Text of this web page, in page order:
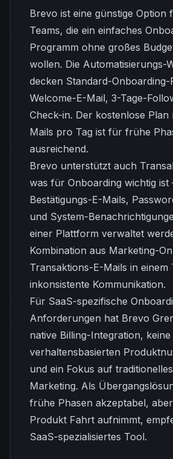
Brevo ist eine günstige Option
Teams, die ein einfaches
Programm ohne großes
wollen. Die Automatisierungs-
decken Standard-Onboarding-
Welcome-E-Mail, 3-Tage-
Check-in. Der kostenlose Plan
Mails pro Tag ist für frühe
ausreichend.
Brevo unterstützt auch
was für Onboarding wichtig
Bestätigungs-E-Mails,
und System-
einer Plattform verwaltet
Kombination aus Marketing-
Transaktions-E-Mails in einem
inkonsistente Kommunikation.
Für SaaS-spezifische
Anforderungen hat Brevo
native Billing-Integration, keine
verhaltensbasierten
und ein Fokus auf
Marketing. Als
frühe Phasen akzeptabel,
Produkt Fahrt aufnimmt,
SaaS-spezialisiertes Tool.